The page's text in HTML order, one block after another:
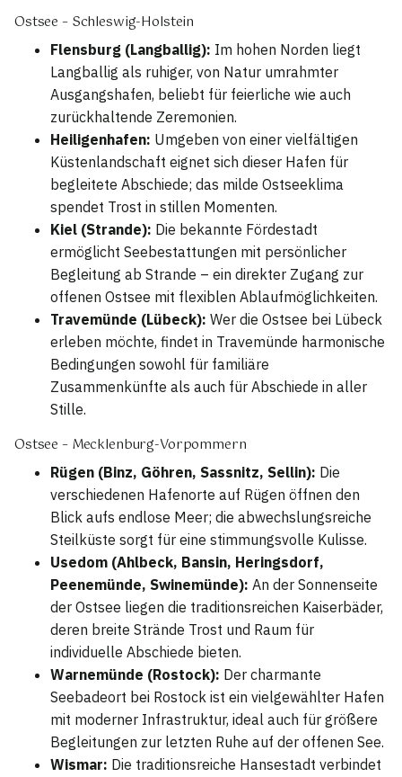
Ostsee – Schleswig-Holstein
Flensburg (Langballig): Im hohen Norden liegt
Langballig als ruhiger, von Natur umrahmter
Ausgangshafen, beliebt für feierliche wie auch
zurückhaltende Zeremonien.
Heiligenhafen: Umgeben von einer vielfältigen
Küstenlandschaft eignet sich dieser Hafen für
begleitete Abschiede; das milde Ostseeklima
spendet Trost in stillen Momenten.
Kiel (Strande): Die bekannte Fördestadt
ermöglicht Seebestattungen mit persönlicher
Begleitung ab Strande – ein direkter Zugang zur
offenen Ostsee mit flexiblen Ablaufmöglichkeiten.
Travemünde (Lübeck): Wer die Ostsee bei Lübeck
erleben möchte, findet in Travemünde harmonische
Bedingungen sowohl für familiäre
Zusammenkünfte als auch für Abschiede in aller
Stille.
Ostsee – Mecklenburg-Vorpommern
Rügen (Binz, Göhren, Sassnitz, Sellin): Die
verschiedenen Hafenorte auf Rügen öffnen den
Blick aufs endlose Meer; die abwechslungsreiche
Steilküste sorgt für eine stimmungsvolle Kulisse.
Usedom (Ahlbeck, Bansin, Heringsdorf,
Peenemünde, Swinemünde): An der Sonnenseite
der Ostsee liegen die traditionsreichen Kaiserbäder,
deren breite Strände Trost und Raum für
individuelle Abschiede bieten.
Warnemünde (Rostock): Der charmante
Seebadeort bei Rostock ist ein vielgewählter Hafen
mit moderner Infrastruktur, ideal auch für größere
Begleitungen zur letzten Ruhe auf der offenen See.
Wismar: Die traditionsreiche Hansestadt verbindet